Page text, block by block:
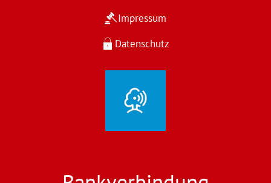
Impressum
Datenschutz